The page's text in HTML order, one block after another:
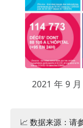
2021 年 9
📈 数据来源：请